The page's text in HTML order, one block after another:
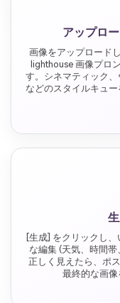
アップロ
画像をアップロード
lighthouse 画像プロ
す。シネマティック
などのスタイルキュ
[生成] をクリックし
な編集 (天気、時間帯
正しく見えたら、ポ
最終的な画像